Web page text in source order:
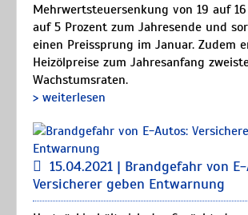
Mehrwertsteuersenkung von 19 auf
auf 5 Prozent zum Jahresende und
einen Preissprung im Januar. Zudem
Heizölpreise zum Jahresanfang
Wachstumsraten.
> weiterlesen
15.04.2021 | Brandgefahr von
Versicherer geben Entwarnung